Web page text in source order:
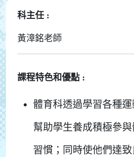
科主任 :
黃漳銘老師
課程特色和優點 :
體育科透過學習各種運
幫助學生養成積極參
習慣；同時使他們達